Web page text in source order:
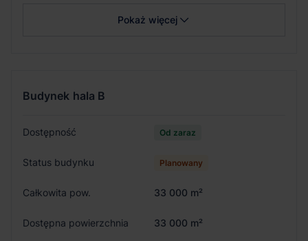
Pokaż więcej
Budynek hala B
Dostępność Od zaraz
Status budynku Planowany
Całkowita pow. 33 000 m²
Dostępna powierzchnia 33 000 m²